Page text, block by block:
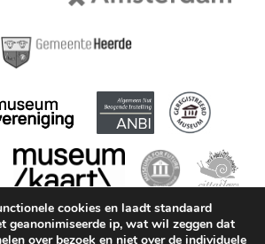
cookies en laadt standaard
geanonimiseerde ip, wat wil zeggen dat
over bezoek en niet over de individuele